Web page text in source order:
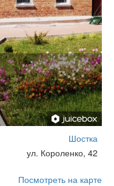
Шостка
ул. Короленко, 42
Посмотреть на карте